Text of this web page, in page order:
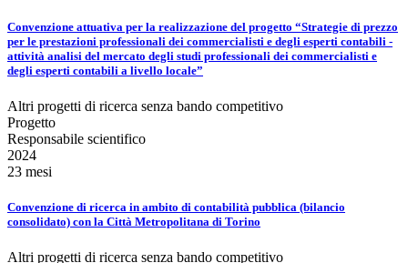
Convenzione attuativa per la realizzazione del progetto “Strategie di prezzo
per le prestazioni professionali dei commercialisti e degli esperti contabili -
attività analisi del mercato degli studi professionali dei commercialisti e
degli esperti contabili a livello locale”
Altri progetti di ricerca senza bando competitivo
Progetto
Responsabile scientifico
2024
23 mesi
Convenzione di ricerca in ambito di contabilità pubblica (bilancio
consolidato) con la Città Metropolitana di Torino
Altri progetti di ricerca senza bando competitivo